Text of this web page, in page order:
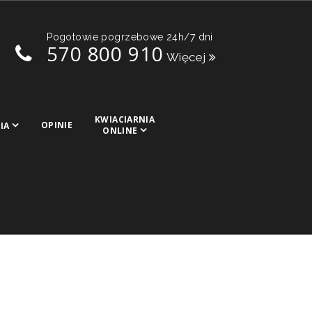
Pogotowie pogrzebowe 24h/7 dni
570 800 910 Więcej
OPINIE
KWIACIARNIA
ONLINE